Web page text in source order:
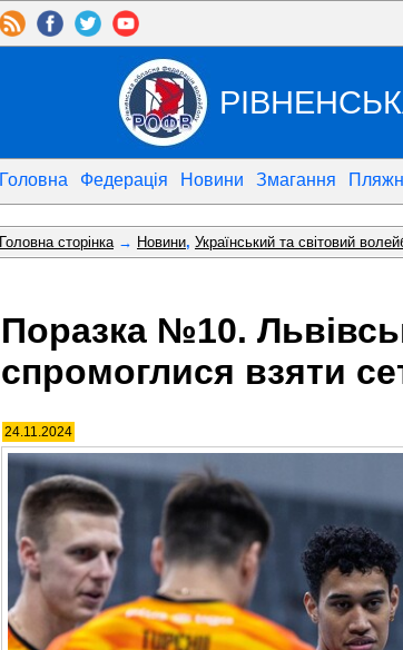
Головна Федерація Новини Змагання
Головна сторінка→ Новини, Український та світовий
Поразка №10.
спромоглися взяти
24.11.2024